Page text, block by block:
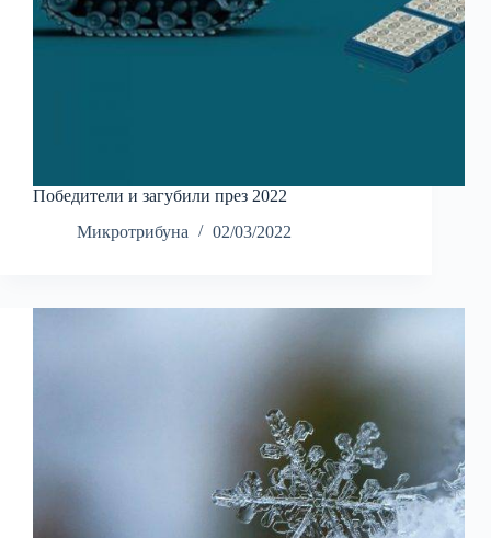
Победители и загубили през 2022
Микротрибуна
02/03/2022